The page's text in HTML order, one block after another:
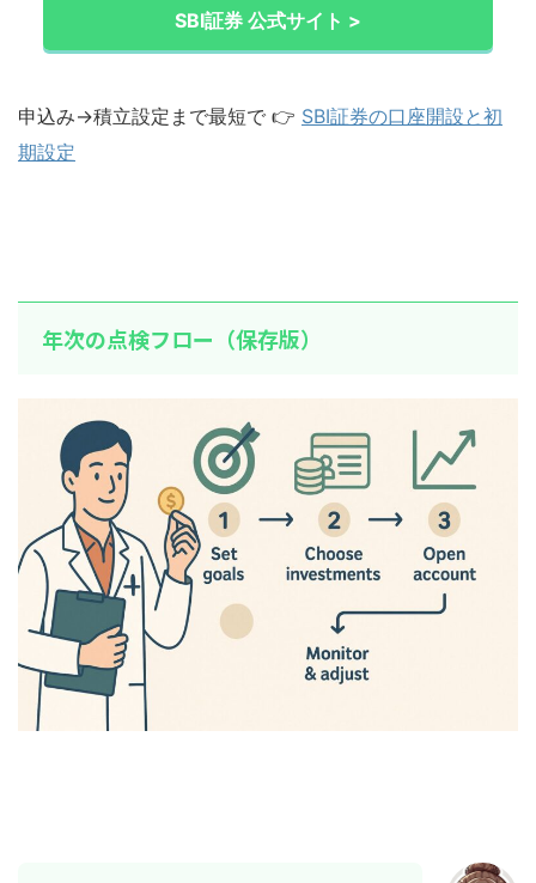
SBI証券 公式サイト >
申込み→積立設定まで最短で 👉 SBI証券の口座開設と初
期設定
年次の点検フロー（保存版）